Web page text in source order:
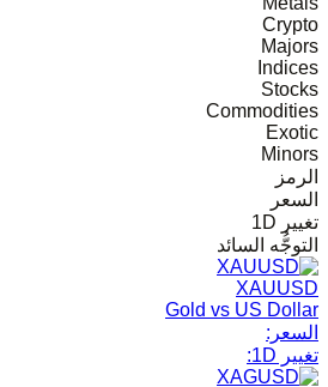
Crypto
Majors
Indices
Stocks
Commodities
Exotic
Minors
الرمز
السعر
تغيير 1D
التوجُّه السائد
XAUUSD
Gold vs US Dollar
السعر:
تغيير 1D: